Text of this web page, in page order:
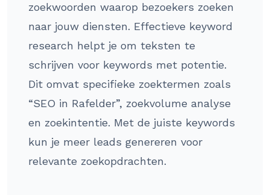
zoekwoorden waarop bezoekers zoeken
naar jouw diensten. Effectieve keyword
research helpt je om teksten te
schrijven voor keywords met potentie.
Dit omvat specifieke zoektermen zoals
“SEO in Rafelder”, zoekvolume analyse
en zoekintentie. Met de juiste keywords
kun je meer leads genereren voor
relevante zoekopdrachten.